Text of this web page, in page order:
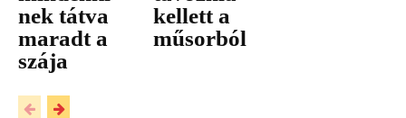
nek tátva
maradt a
szája
kellett a
műsorból